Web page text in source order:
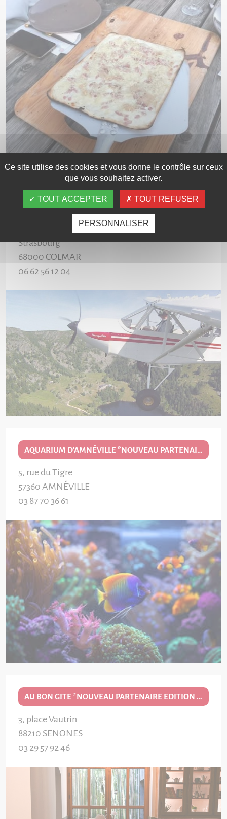
Aéroport de Colmar Houssen, route de
Strasbourg
68000 COLMAR
06 62 56 12 04
AQUARIUM D'AMNÉVILLE *NOUVEAU PARTENAIRE EDITION 2026/27*
5, rue du Tigre
57360 AMNÉVILLE
03 87 70 36 61
AU BON GITE *NOUVEAU PARTENAIRE EDITION 2026/27*
3, place Vautrin
88210 SENONES
03 29 57 92 46
Ce site utilise des cookies et vous donne le contrôle sur ceux
que vous souhaitez activer.
TOUT ACCEPTER TOUT REFUSER
PERSONNALISER